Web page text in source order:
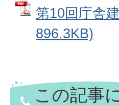
第10回庁舎
896.3KB)
この記事